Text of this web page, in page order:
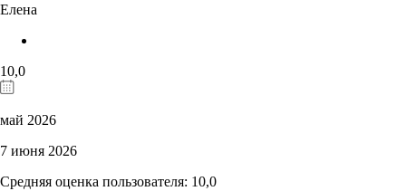
Елена
10,0
май 2026
7 июня 2026
Средняя оценка пользователя: 10,0